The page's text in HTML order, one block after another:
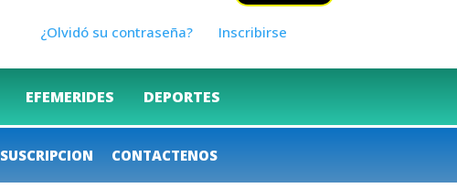
¿Olvidó su contraseña? Inscribirse
EFEMERIDES DEPORTES
SUSCRIPCION CONTACTENOS